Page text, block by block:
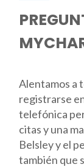
Alentamos a
registrarse
telefónica
citas y una
Belsley y el
también que